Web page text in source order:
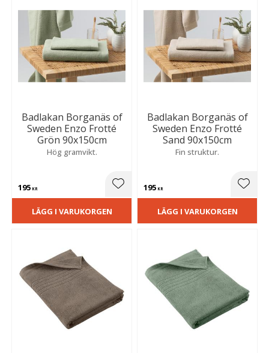
Badlakan Borganäs of
Sweden Enzo Frotté
Grön 90x150cm
Hög gramvikt.
195 KR Lägg till i favoriter
LÄGG I VARUKORGEN
Badlakan Borganäs of
Sweden Enzo Frotté
Sand 90x150cm
Fin struktur.
195 KR
LÄGG I VARUKORGEN